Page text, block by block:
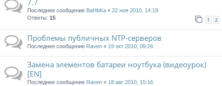
7.7
Последнее сообщение BaHbKa « 22 ноя 2010, 14:19
Ответы: 15 1 2
Проблемы публичных NTP-серверов
Последнее сообщение Raven « 19 окт 2010, 09:26
Замена элементов батареи ноутбука (видеоурок)
[EN]
Последнее сообщение Raven « 18 авг 2010, 15:16